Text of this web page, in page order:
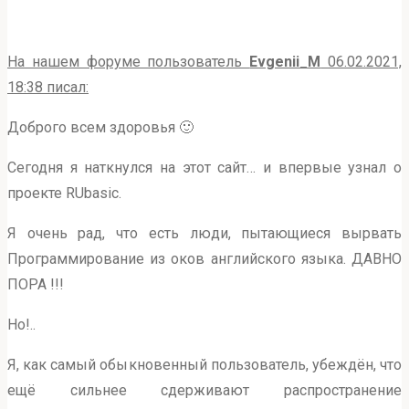
На нашем форуме пользователь Evgenii_M 06.02.2021,
18:38 писал:
Доброго всем здоровья 🙂
Сегодня я наткнулся на этот сайт… и впервые узнал о
проекте RUbasic.
Я очень рад, что есть люди, пытающиеся вырвать
Программирование из оков английского языка. ДАВНО
ПОРА !!!
Но!..
Я, как самый обыкновенный пользователь, убеждён, что
ещё сильнее сдерживают распространение